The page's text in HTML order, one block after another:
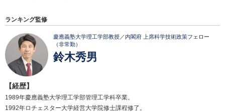
ランキング監修
慶應義塾大学理工学部教授／内閣府 上席科学技術政策フェロー
（非常勤）
鈴木秀男
【経歴】
1989年慶應義塾大学理工学部管理工学科卒業。
1992年ロチェスター大学経営大学院修士課程修了。